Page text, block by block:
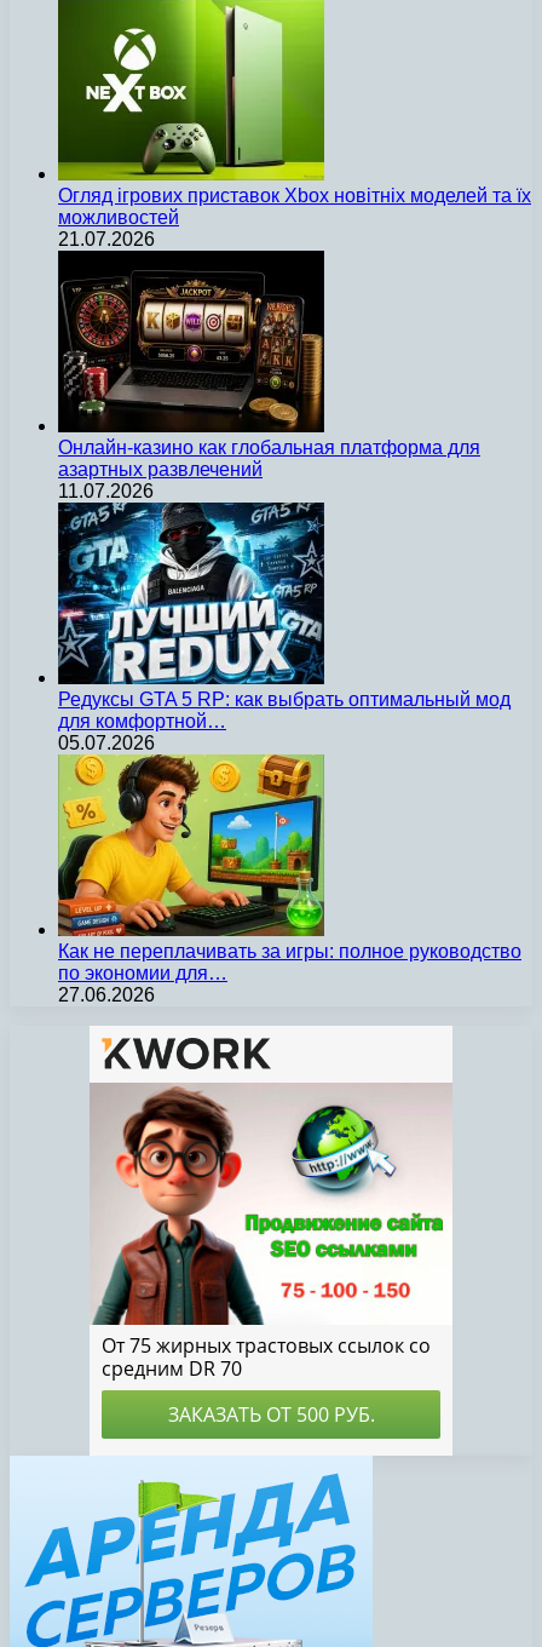
Огляд ігрових приставок Xbox новітніх моделей та їх
можливостей
21.07.2026
Онлайн-казино как глобальная платформа для
азартных развлечений
11.07.2026
Редуксы GTA 5 RP: как выбрать оптимальный мод
для комфортной…
05.07.2026
Как не переплачивать за игры: полное руководство
по экономии для…
27.06.2026